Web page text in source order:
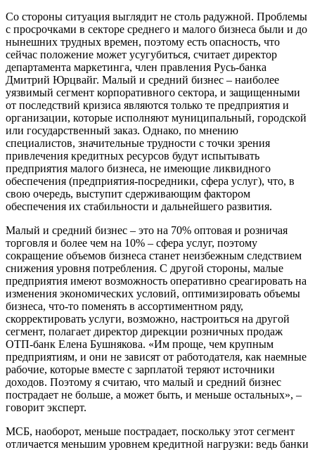
Со стороны ситуация выглядит не столь радужной. Проблемы
с просрочками в секторе среднего и малого бизнеса были и до
нынешних трудных времен, поэтому есть опасность, что
сейчас положение может усугубиться, считает директор
департамента маркетинга, член правления Русь-банка
Дмитрий Юрцвайг. Малый и средний бизнес – наиболее
уязвимый сегмент корпоративного сектора, и защищенными
от последствий кризиса являются только те предприятия и
организации, которые исполняют муниципальный, городской
или государственный заказ. Однако, по мнению
специалистов, значительные трудности с точки зрения
привлечения кредитных ресурсов будут испытывать
предприятия малого бизнеса, не имеющие ликвидного
обеспечения (предприятия-посредники, сфера услуг), что, в
свою очередь, выступит сдерживающим фактором
обеспечения их стабильности и дальнейшего развития.
Малый и средний бизнес – это на 70% оптовая и розничая
торговля и более чем на 10% – сфера услуг, поэтому
сокращение объемов бизнеса станет неизбежным следствием
снижения уровня потребления. С другой стороны, малые
предприятия имеют возможность оперативно среагировать на
изменения экономических условий, оптимизировать объемы
бизнеса, что-то поменять в ассортиментном ряду,
скорректировать услуги, возможно, настроиться на другой
сегмент, полагает директор дирекции розничных продаж
OTП-банк Елена Бушнякова. «Им проще, чем крупным
предприятиям, и они не зависят от работодателя, как наемные
рабочие, которые вместе с зарплатой теряют источники
доходов. Поэтому я считаю, что малый и средний бизнес
пострадает не больше, а может быть, и меньше остальных», –
говорит эксперт.
МСБ, наоборот, меньше пострадает, поскольку этот сегмент
отличается меньшим уровнем кредитной нагрузки: ведь банки